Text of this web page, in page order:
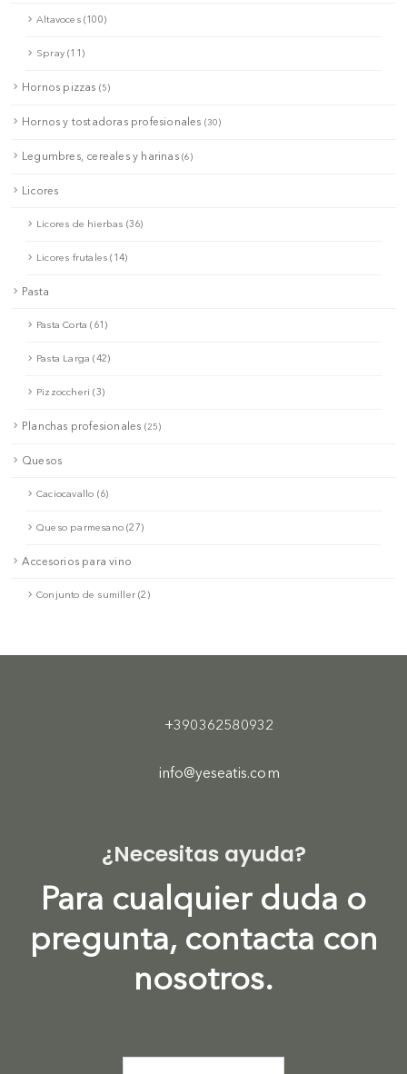
Altavoces (100)
Spray (11)
Hornos pizzas (5)
Hornos y tostadoras profesionales (30)
Legumbres, cereales y harinas (6)
Licores
Licores de hierbas (36)
Licores frutales (14)
Pasta
Pasta Corta (61)
Pasta Larga (42)
Pizzoccheri (3)
Planchas profesionales (25)
Quesos
Caciocavallo (6)
Queso parmesano (27)
Accesorios para vino
Conjunto de sumiller (2)
+390362580932
info@yeseatis.com
¿Necesitas ayuda?
Para cualquier duda o
pregunta, contacta con
nosotros.